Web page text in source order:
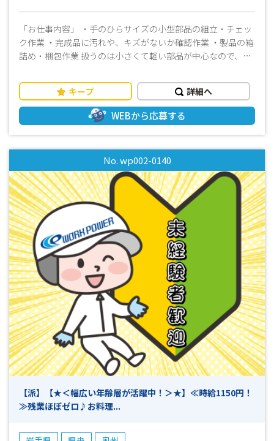
【日勤専属】月収例28万円以上可能
【夜勤専属】月収例32万円以上可能
「お仕事内容」 ・手のひらサイズの小型部品の組立・チェッ
ク作業 ・完成品に汚れや、キズがないか確認作業 ・製品の箱
詰め・梱包作業 扱うのは小さくて軽い部品が中心なので、力
ペースでモクモクと作業に取り組めます 「立ち作業・座り作
業のバランスがちょうどいい」 一日中立ちっぱなし、座りっ
ぱなしではなく、適度に身体を動かしながら働けるお仕事で
す 立ち作業と座り作業の割合は半々程度なので、身体への負
担も少なく、無理なく続けられます 「働きやすさ抜群」 空調
完備・社員食堂あり・休憩室完備・自動販売機あり 働きやす
い環境が整っています 「車通勤OK」 駐車場完備で遠野駅か
らも10分ほどの距離なので通勤もしやすい
キープ 詳細へ
WEBから応募する
No. wp002-0140
【派】【★＜幅広い年齢層が活躍中！＞★】≪時給1150円！
≫残業ほぼゼロ♪お料理...